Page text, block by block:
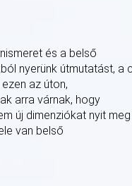
és a belső
nyerünk útmutatást, a
az úton,
arra várnak, hogy
új dimenziókat nyit meg
van belső